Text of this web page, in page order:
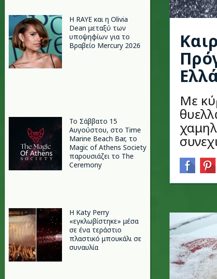
Η RAYE και η Olivia
Dean μεταξύ των
υποψηφίων για το
Βραβείο Mercury 2026
Το Σάββατο 15
Αυγούστου, στο Time
Marine Beach Bar, το
Magic of Athens Society
παρουσιάζει το The
Ceremony
H Katy Perry
«εγκλωβίστηκε» μέσα
σε ένα τεράστιο
πλαστικό μπουκάλι σε
συναυλία
Με